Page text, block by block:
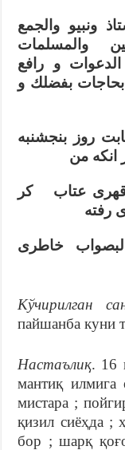
ونبيو والجمع
والمسلمات
و رافع
بفضلك و
روز بنجشنبه
انكه من
قهرى عتاب كر
رفته
خاطرى
Кўчирилган
пайшанба куни
Настаълиқ. 16
мантиқ
мистара ;
қизил сиёҳда ;
бор ; шарқ